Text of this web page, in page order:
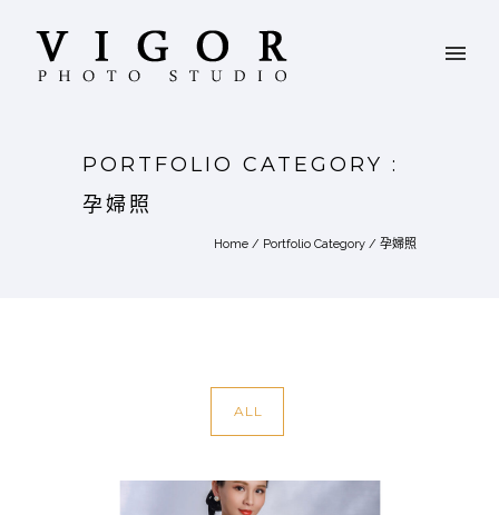
PORTFOLIO CATEGORY :
孕婦照
Home / Portfolio Category / 孕婦照
ALL